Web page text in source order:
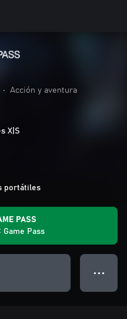
• Acción y aventura
X|S
portátiles
PASS
Game Pass
● ● ●